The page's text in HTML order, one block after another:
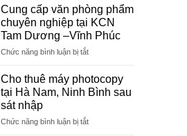
vụ
photocopy
giá
rẻ
hà
–
Báo
giá
tài
Cung cấp văn phòng phẩm
chuyên nghiệp tại KCN
Tam Dương –Vĩnh Phúc
Chức năng bình luận bị tắtở
cấp
văn
phòng
chuyên
Cho thuê máy photocopy
tại Hà Nam, Ninh Bình sau
sát nhập
Chức năng bình luận bị tắtở